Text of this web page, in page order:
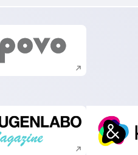
新規ウィンドウで開く
新規ウィンドウで開く